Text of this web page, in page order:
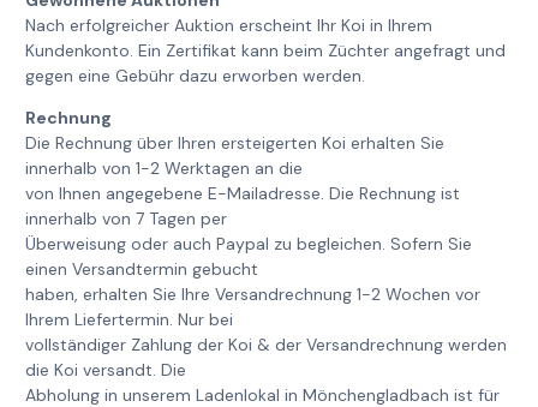
Nach erfolgreicher Auktion erscheint Ihr Koi in Ihrem
Kundenkonto. Ein Zertifikat kann beim Züchter angefragt und
gegen eine Gebühr dazu erworben werden.
Rechnung
Die Rechnung über Ihren ersteigerten Koi erhalten Sie
innerhalb von 1-2 Werktagen an die
von Ihnen angegebene E-Mailadresse. Die Rechnung ist
innerhalb von 7 Tagen per
Überweisung oder auch Paypal zu begleichen. Sofern Sie
einen Versandtermin gebucht
haben, erhalten Sie Ihre Versandrechnung 1-2 Wochen vor
Ihrem Liefertermin. Nur bei
vollständiger Zahlung der Koi & der Versandrechnung werden
die Koi versandt. Die
Abholung in unserem Ladenlokal in Mönchengladbach ist für